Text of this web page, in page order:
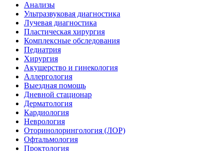
Анализы
Ультразвуковая диагностика
Лучевая диагностика
Пластическая хирургия
Комплексные обследования
Педиатрия
Хирургия
Акушерство и гинекология
Аллергология
Выездная помощь
Дневной стационар
Дерматология
Кардиология
Неврология
Оторинолорингология (ЛОР)
Офтальмология
Проктология